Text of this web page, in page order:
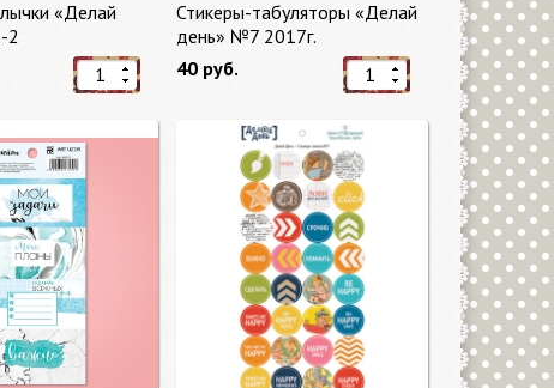
«Делай
2
Стикеры-табуляторы «Делай
день» №7 2017г.
40 руб.